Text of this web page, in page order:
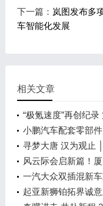
下一篇： 岚图发布多
车智能化发展
相关文章
“极氪速度”再创纪
小鹏汽车配套零部
智能汽车集群
寻梦大唐 汉为观止
发布会，敬请期待！
风云际会启新篇！
开业
一汽大众双插混新
起亚新狮铂拓界诚